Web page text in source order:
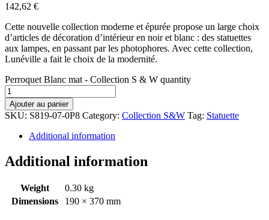
142,62 €
Cette nouvelle collection moderne et épurée propose un large choix
d’articles de décoration d’intérieur en noir et blanc : des statuettes
aux lampes, en passant par les photophores. Avec cette collection,
Lunéville a fait le choix de la modernité.
Perroquet Blanc mat - Collection S & W quantity
Ajouter au panier
SKU: S819-07-0P8 Category: Collection S&W Tag: Statuette
Additional information
Additional information
Weight
0.30 kg
Dimensions
190 × 370 mm